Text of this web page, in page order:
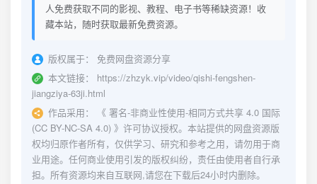
人免费获取不同的影视、教程、电子书等稀缺资源！收
藏本站，随时获取最新免费资源。
版权属于：
免费网盘资源分享
本文链接：
https://zhzyk.vip/video/qishi-fengshen-
jiangziya-63ji.html
作品采用：
《 署名-非商业性使用-相同方式共享 4.0 国际
(CC BY-NC-SA 4.0) 》许可协议授权。本站提供的网盘资源版
权均归原作者所有，仅供学习、研究和参考之用，请勿用于商
业用途。任何商业使用引发的版权纠纷，责任由使用者自行承
担。所有资源均来自互联网,请您在下载后24小时内删除。